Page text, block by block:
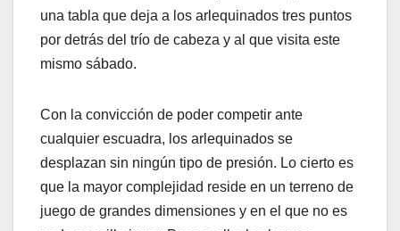
una tabla que deja a los arlequinados tres puntos
por detrás del trío de cabeza y al que visita este
mismo sábado.
Con la convicción de poder competir ante
cualquier escuadra, los arlequinados se
desplazan sin ningún tipo de presión. Lo cierto es
que la mayor complejidad reside en un terreno de
juego de grandes dimensiones y en el que no es